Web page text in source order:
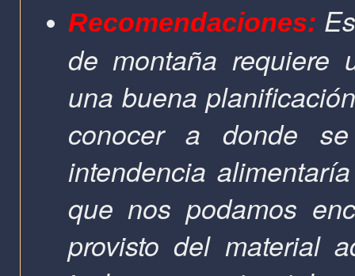
Recomendaciones:
de montaña requiere
una buena
conocer a donde
intendencia
que nos podamos
provisto del material